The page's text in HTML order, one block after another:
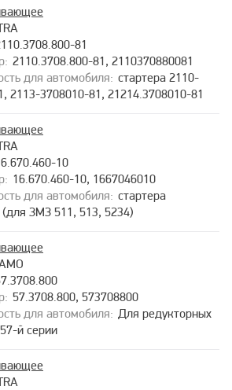
81
2110.3708.800-81, 2110370880081
стартера 2110-
2113-3708010-81, 21214.3708010-81
10
16.670.460-10, 1667046010
стартера
(для ЗМЗ 511, 513, 5234)
57.3708.800, 573708800
Для редукторных
й серии